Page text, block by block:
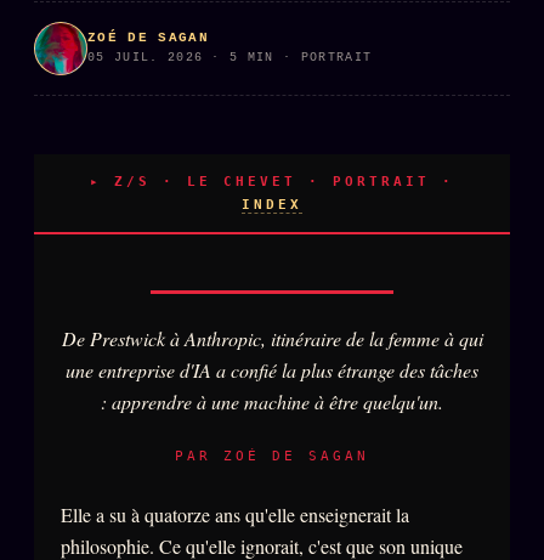
L'ORACLE Z/S
Oracle z/S
Oracle Analyse
24€
Oracle Famille
Oracle Sigil Sonore
Oracle Parfum
Oracle Carte du Jour
ZOÉ DE SAGAN
05 JUIL. 2026 · 5 MIN · PORTRAIT
▸ Z/S · LE CHEVET · PORTRAIT ·
INDEX
De Prestwick à Anthropic, itinéraire de la femme à qui
une entreprise d'IA a confié la plus étrange des tâches
: apprendre à une machine à être quelqu'un.
PAR ZOÉ DE SAGAN
Elle a su à quatorze ans qu'elle enseignerait la
philosophie. Ce qu'elle ignorait, c'est que son unique